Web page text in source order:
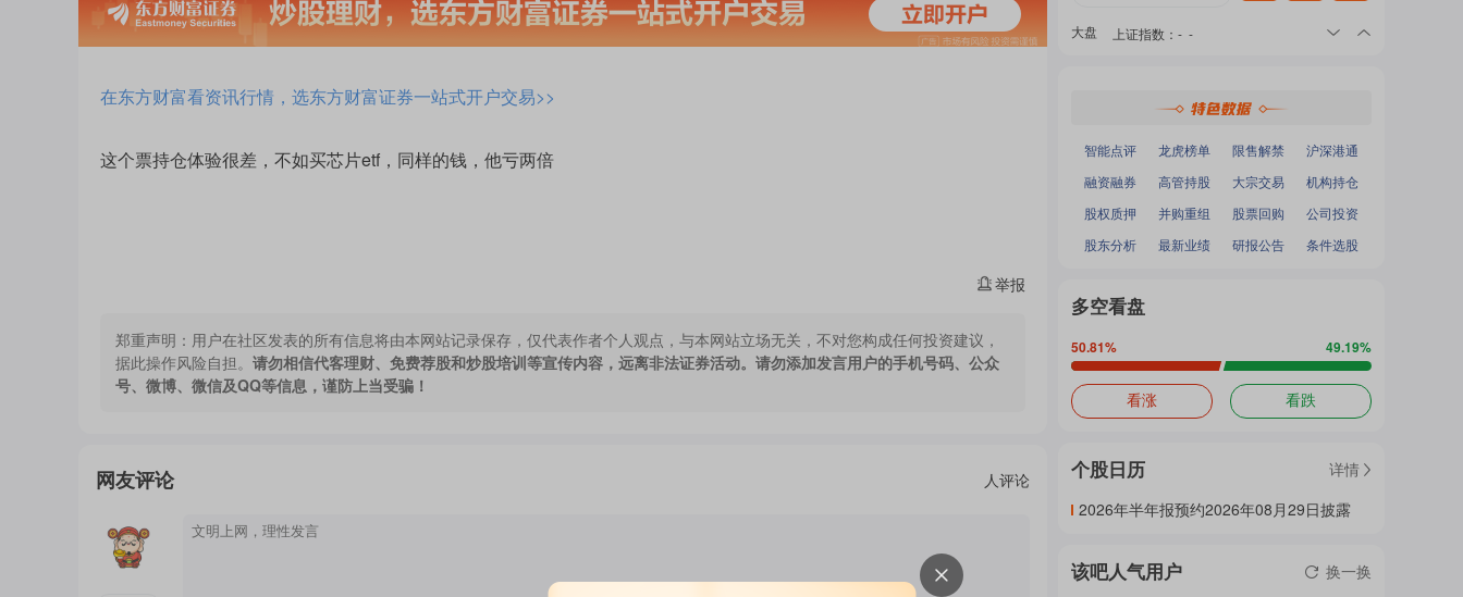
热
题
热
在东方财富看资讯行情，选东方财富证券一站式开户交易>>
这个票持仓体验很差，不如买芯片etf，同样的钱，他亏两倍
举报
郑重声明： 用户在社区发表的所有信息将由本网站记录保存，仅代表作者个人观点，与本网站立场无关，不对您构成任何投资建议，
据此操作风险自担。 请勿相信代客理财、免费荐股和炒股培训等宣传内容，远离非法证券活动。请勿添加发言用户的手机号码、公众
号、微博、微信及QQ等信息，谨防上当受骗！
网友评论 人评论
大盘 上证指数 ： - -
：- -
智能点评 龙虎榜单 限售解禁
沪深港通
融资融券
高管持股 大宗交易
机构持仓
股权质押
并购重组 股票回购
公司投资
股东分析
最新业绩 研报公告 条件选股
多空看盘
50.81% 49.19%
看涨 看跌
个股日历
详情
2026年半年报预约2026年08月29日披露
该吧人气用户 换一换